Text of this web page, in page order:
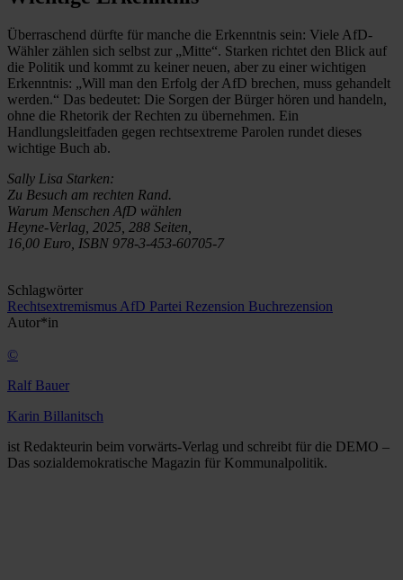
Überraschend dürfte für manche die Erkenntnis sein: Viele AfD-
Wähler zählen sich selbst zur „Mitte“. Starken richtet den Blick auf
die Politik und kommt zu keiner neuen, aber zu einer wichtigen
Erkenntnis: „Will man den Erfolg der AfD brechen, muss gehandelt
werden.“ Das bedeutet: Die Sorgen der Bürger hören und handeln,
ohne die Rhetorik der Rechten zu übernehmen. Ein
Handlungsleitfaden gegen rechtsextreme Parolen rundet dieses
wichtige Buch ab.
Sally Lisa Starken:
Zu Besuch am rechten Rand.
Warum Menschen AfD wählen
Heyne-Verlag, 2025, 288 Seiten,
16,00 Euro, ISBN 978-3-453-60705-7
Schlagwörter
Rechtsextremismus AfD Partei Rezension Buchrezension
Autor*in
©
Ralf Bauer
Karin Billanitsch
ist Redakteurin beim vorwärts-Verlag und schreibt für die DEMO –
Das sozialdemokratische Magazin für Kommunalpolitik.